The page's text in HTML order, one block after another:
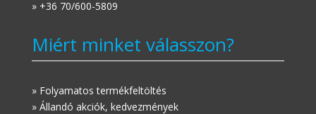
» +36 70/600-5809
Miért minket válasszon?
» Folyamatos termékfeltöltés
» Állandó akciók, kedvezmények